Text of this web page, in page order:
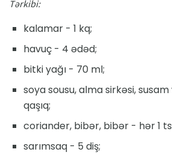
Tərkibi:
kalamar - 1 kq;
havuç - 4 ədəd;
bitki yağı - 70 ml;
soya sousu, alma sirkəsi,
qaşıq;
coriander, bibər, bibər - hər 1
sarımsaq - 5 diş;